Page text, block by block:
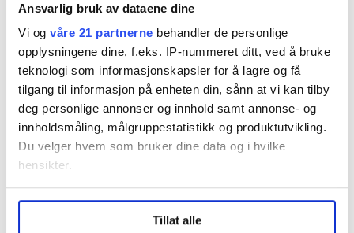
Ansvarlig bruk av dataene dine
Vi og våre 21 partnerne behandler de personlige
opplysningene dine, f.eks. IP-nummeret ditt, ved å bruke
teknologi som informasjonskapsler for å lagre og få
tilgang til informasjon på enheten din, sånn at vi kan tilby
deg personlige annonser og innhold samt annonse- og
innholdsmåling, målgruppestatistikk og produktutvikling.
Du velger hvem som bruker dine data og i hvilke
hensikter.
Undermer infokan du lese om hvordan dine personlige
data behandles og hvordan du kan velge hvordan de skal
Tillat alle
for fremtiden må være økt hjelpesøkende atferd. For
at dette skal kunne skje, må det gjennomføres
tillitskapende tiltak. Første skritt i riktig retning kan
være så enkelt som å slutte å bryte taushetsplikten.
Foreldre som lever og i lang tid har levd med et
avsluttet forhold til sin tidligere rusavhengighet bør
også på et tidspunkt få tillatelse til å vurderes som en
ordinær omsorgsperson og menneske, frigjort fra
i dag er en velfungerende samfunnsborger